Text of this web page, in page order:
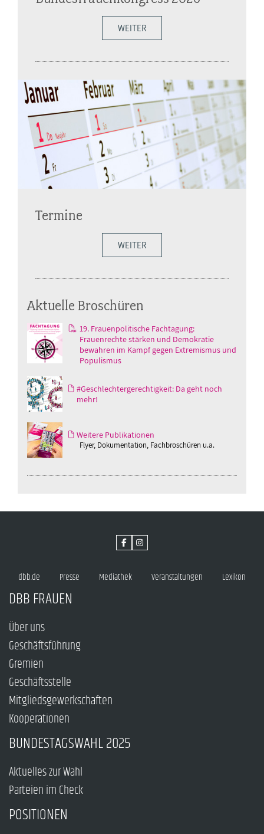
WEITER
Termine
WEITER
Aktuelle Broschüren
19. Frauenpolitische Fachtagung:
Frauenrechte stärken und Demokratie
bewahren im Kampf gegen Extremismus und
Populismus
#Geschlechtergerechtigkeit: Da geht noch
mehr!
Weitere Publikationen
Flyer, Dokumentation, Fachbroschüren u.a.
dbb.de Presse Mediathek Veranstaltungen Lexikon
DBB FRAUEN
Über uns
Geschäftsführung
Gremien
Geschäftsstelle
Mitgliedsgewerkschaften
Kooperationen
BUNDESTAGSWAHL 2025
Aktuelles zur Wahl
Parteien im Check
POSITIONEN